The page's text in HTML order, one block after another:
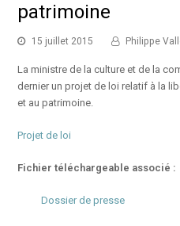
patrimoine
15 juillet 2015 Philippe
La ministre de la culture et de la
dernier un projet de loi relatif à la
et au patrimoine.
Projet de loi
Fichier téléchargeable associé :
Dossier de presse